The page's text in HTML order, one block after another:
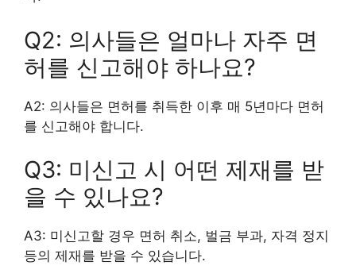
Q2: 의사들은 얼마나 자주 면
허를 신고해야 하나요?
A2: 의사들은 면허를 취득한 이후 매 5년마다 면허
를 신고해야 합니다.
Q3: 미신고 시 어떤 제재를 받
을 수 있나요?
A3: 미신고할 경우 면허 취소, 벌금 부과, 자격 정지
등의 제재를 받을 수 있습니다.